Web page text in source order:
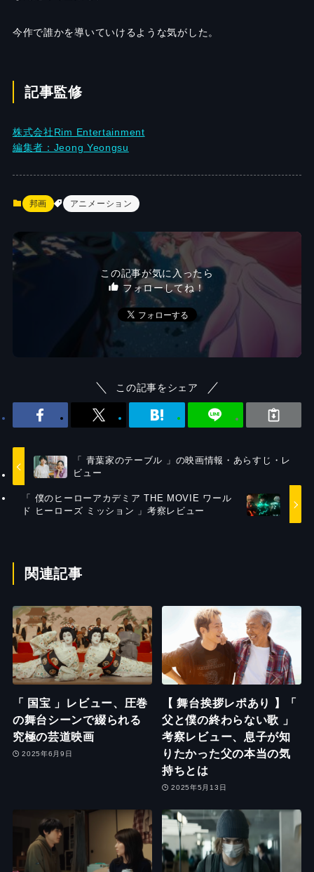
今作で誰かを導いていけるような気がした。
記事監修
株式会社Rim Entertainment
編集者：Jeong Yeongsu
邦画 アニメーション
この記事が気に入ったら
フォローしてね！
この記事をシェア
「 青葉家のテーブル 」の映画情報・あらすじ・レ
ビュー
「 僕のヒーローアカデミア THE MOVIE ワール
ド ヒーローズ ミッション 」考察レビュー
関連記事
「 国宝 」レビュー、圧巻
の舞台シーンで綴られる
究極の芸道映画
2025年6月9日
【 舞台挨拶レポあり 】「
父と僕の終わらない歌 」
考察レビュー、息子が知
りたかった父の本当の気
持ちとは
2025年5月13日